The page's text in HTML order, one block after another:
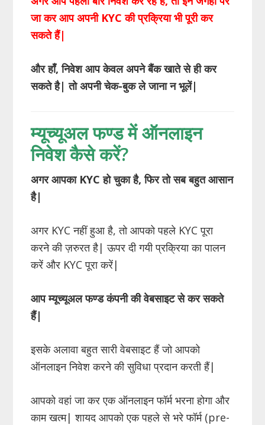
जा कर आप अपनी KYC की प्रक्रिया भी पूरी कर
सकते हैं|
और हाँ, निवेश आप केवल अपने बैंक खाते से ही कर
सकते है| तो अपनी चेक-बुक ले जाना न भूलें|
म्यूच्यूअल फण्ड में ऑनलाइन
निवेश कैसे करें?
अगर आपका KYC हो चुका है, फिर तो सब बहुत आसान
है|
अगर KYC नहीं हुआ है, तो आपको पहले KYC पूरा
करने की ज़रुरत है| ऊपर दी गयी प्रक्रिया का पालन
करें और KYC पूरा करें|
आप म्यूच्यूअल फण्ड कंपनी की वेबसाइट से कर सकते
हैं|
इसके अलावा बहुत सारी वेबसाइट हैं जो आपको
ऑनलाइन निवेश करने की सुविधा प्रदान करती हैं|
आपको वहां जा कर एक ऑनलाइन फॉर्म भरना होगा और
काम खत्म| शायद आपको एक पहले से भरे फॉर्म (pre-